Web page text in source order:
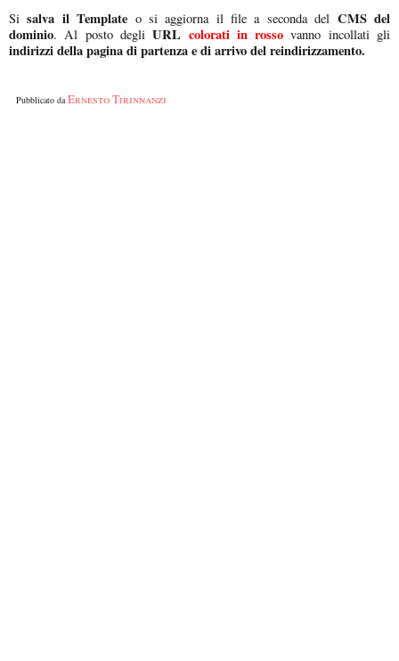
Sisalva il Template o si aggiorna il file a seconda del CMS del
dominio. Al posto degliURL colorati in rosso vanno incollati gli
indirizzi della pagina di partenza e di arrivo del reindirizzamento.
Pubblicato daErnesto Tirinnanzi